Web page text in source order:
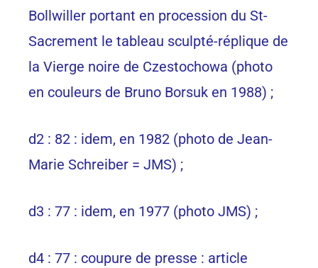
Bollwiller portant en procession du St-
Sacrement le tableau sculpté-réplique de
la Vierge noire de Czestochowa (photo
en couleurs de Bruno Borsuk en 1988) ;
d2 : 82 : idem, en 1982 (photo de Jean-
Marie Schreiber = JMS) ;
d3 : 77 : idem, en 1977 (photo JMS) ;
d4 : 77 : coupure de presse : article